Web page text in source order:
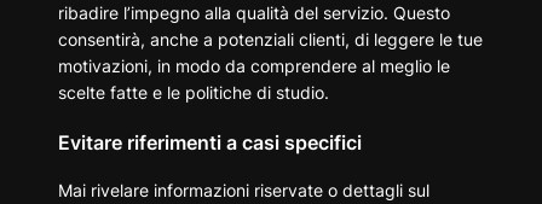
ribadire l’impegno alla qualità del servizio. Questo
consentirà, anche a potenziali clienti, di leggere le tue
motivazioni, in modo da comprendere al meglio le
scelte fatte e le politiche di studio.
Evitare riferimenti a casi specifici
Mai rivelare informazioni riservate o dettagli sul